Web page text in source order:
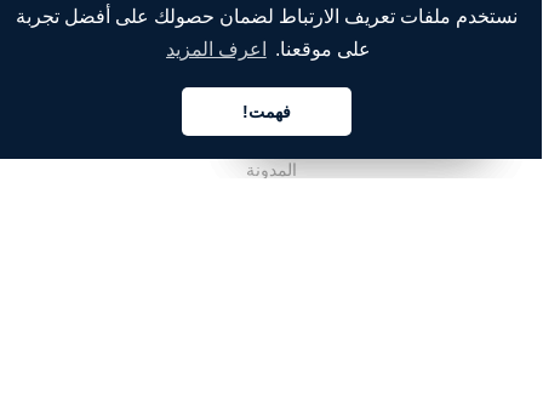
نستخدم ملفات تعريف الارتباط لضمان حصولك على أفضل تجربة
على موقعنا.
اعرف المزيد
فهمت!
الشركة
من نحن
خدماتنا
المدونة
العربية
العربية
العربية